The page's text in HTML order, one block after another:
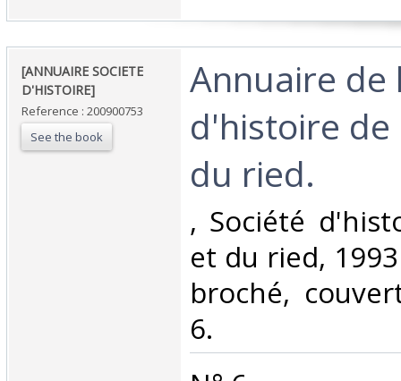
‎[ANNUAIRE SOCIETE
D'HISTOIRE]‎
Reference : 200900753
See the book
‎Annuaire de
d'histoire
du ried. ‎
‎, Société
et du ried,
broché,
6.‎